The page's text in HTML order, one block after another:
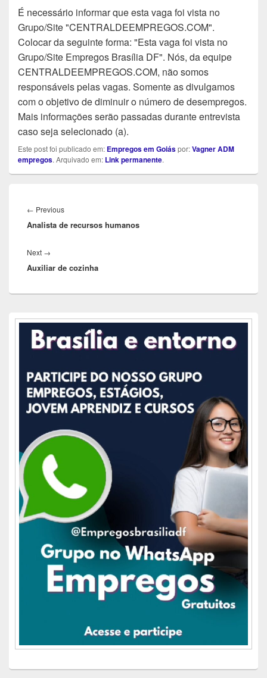
É necessário informar que esta vaga foi vista no
Grupo/Site "CENTRALDEEMPREGOS.COM".
Colocar da seguinte forma: "Esta vaga foi vista no
Grupo/Site Empregos Brasília DF". Nós, da equipe
CENTRALDEEMPREGOS.COM, não somos
responsáveis pelas vagas. Somente as divulgamos
com o objetivo de diminuir o número de desempregos.
Mais informações serão passadas durante entrevista
caso seja selecionado (a).
Este post foi publicado em: Empregos em Goiáspor:Vagner ADM
empregos. Arquivado em: Link permanente.
de
Post
← PreviousPrevious
post:
Analista de recursos humanos
Next →
post:
Auxiliar de cozinha
Área